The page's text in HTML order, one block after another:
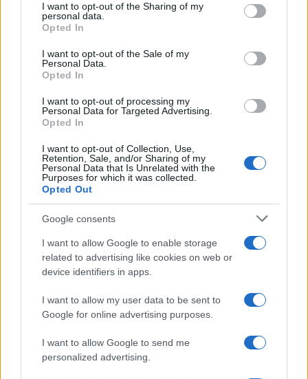
not limited to your visit or usage behaviour. You may click to
grant or deny consent to Google and its third-party tags to
use your data for below specified purposes in below Google
consent section.
I want to opt-out of the Sharing of my
personal data.
Opted In
I want to opt-out of the Sale of my
Personal Data.
Opted In
I want to opt-out of processing my
Personal Data for Targeted Advertising.
Opted In
I want to opt-out of Collection, Use,
Retention, Sale, and/or Sharing of my
Personal Data that Is Unrelated with the
Purposes for which it was collected.
Opted Out
Google consents
I want to allow Google to enable storage
related to advertising like cookies on web or
device identifiers in apps.
I want to allow my user data to be sent to
Google for online advertising purposes.
I want to allow Google to send me
personalized advertising.
L’intelligenza artificiale sta cambiando WordPress:
non solo contenuti, ma un nuovo modo di progettare i
siti web
TECH
Missione ‘The Grain Goddess Provides’: Rocket Lab